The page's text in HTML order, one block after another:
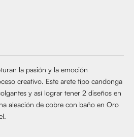
la pasión y la emoción
creativo. Este arete tipo candonga
y así lograr tener 2 diseños en
aleación de cobre con baño en Oro